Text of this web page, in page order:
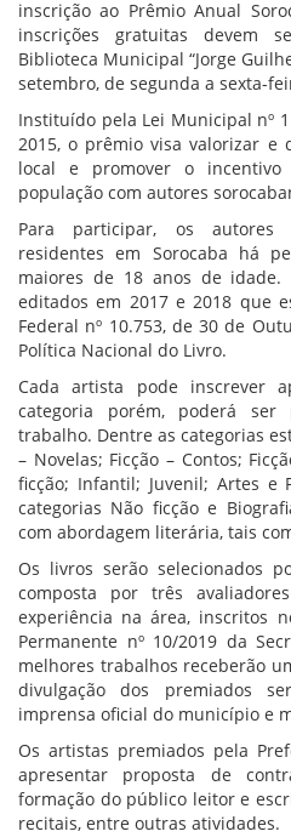
inscrição ao Prêmio Anual
inscrições gratuitas devem
Biblioteca Municipal “Jorge
setembro, de segunda a sexta-
Instituído pela Lei Municipal nº
2015, o prêmio visa valorizar e
local e promover o
população com autores
Para participar, os autores
residentes em Sorocaba há
maiores de 18 anos de idade.
editados em 2017 e 2018 que
Federal nº 10.753, de 30 de
Política Nacional do Livro.
Cada artista pode inscrever
categoria porém, poderá
trabalho. Dentre as categorias
– Novelas; Ficção – Contos;
ficção; Infantil; Juvenil; Artes e
categorias Não ficção e
com abordagem literária, tais
Os livros serão selecionados
composta por três
experiência na área, inscritos
Permanente nº 10/2019 da
melhores trabalhos receberão
divulgação dos premiados
imprensa oficial do município e
Os artistas premiados pela
apresentar proposta de
formação do público leitor e
recitais, entre outras atividades.